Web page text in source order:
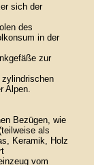
sich der
des
in der
zur
Alpen.
Bezügen, wie
als
Keramik, Holz
vom